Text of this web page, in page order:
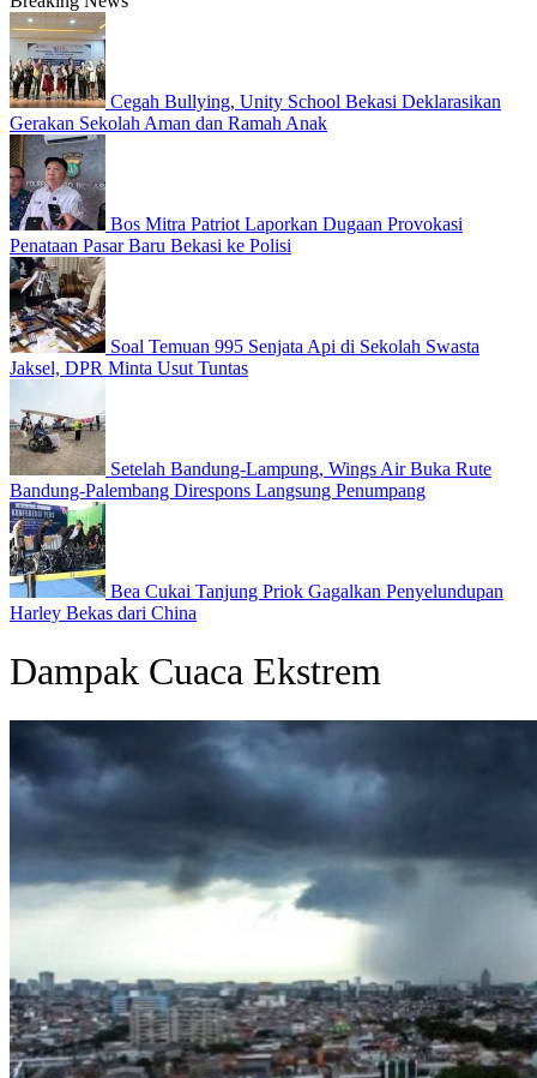
Cegah Bullying, Unity School Bekasi Deklarasikan
Gerakan Sekolah Aman dan Ramah Anak
Bos Mitra Patriot Laporkan Dugaan Provokasi
Penataan Pasar Baru Bekasi ke Polisi
Soal Temuan 995 Senjata Api di Sekolah Swasta
Jaksel, DPR Minta Usut Tuntas
Setelah Bandung-Lampung, Wings Air Buka Rute
Bandung-Palembang Direspons Langsung Penumpang
Bea Cukai Tanjung Priok Gagalkan Penyelundupan
Harley Bekas dari China
Dampak Cuaca Ekstrem